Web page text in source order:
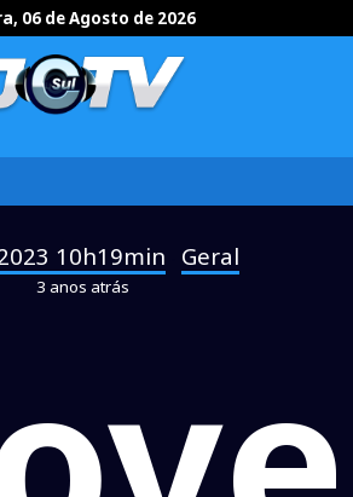
06 de Agosto de 2026
10h19min Geral
3 anos atrás